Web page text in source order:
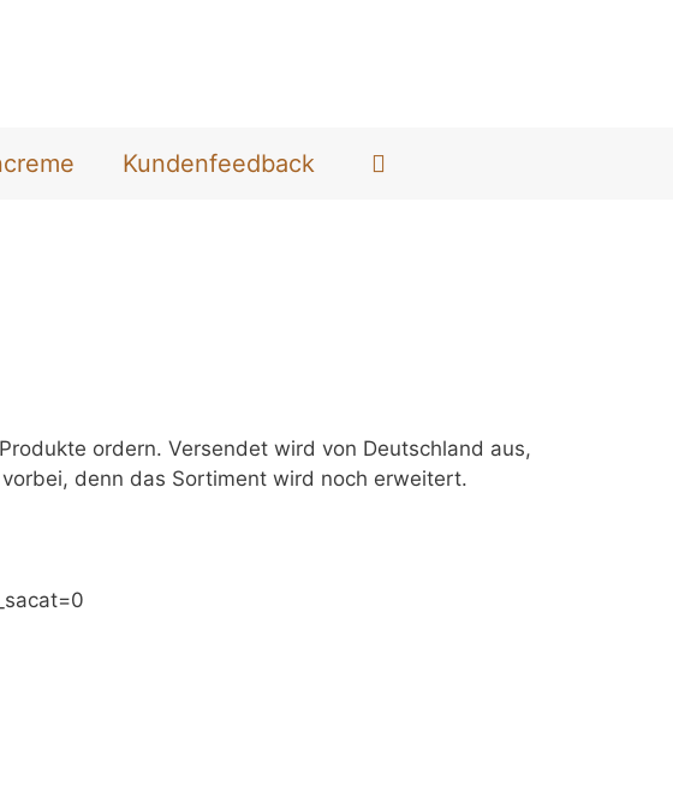
Kundenfeedback
ordern. Versendet wird von Deutschland aus,
denn das Sortiment wird noch erweitert.